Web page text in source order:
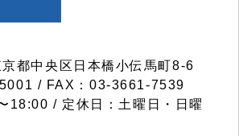
都中央区日本橋小伝馬町8-6
/ FAX：03-3661-7539
18:00 / 定休日：土曜日・日曜